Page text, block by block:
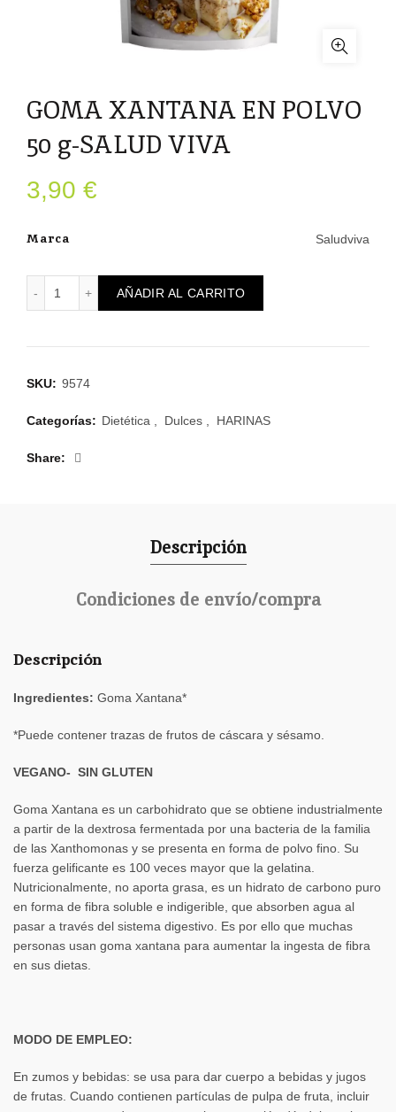
GOMA XANTANA EN POLVO
50 g-SALUD VIVA
3,90 €
Marca Saludviva
GOMA XANTANA EN POLVO 50 g-SALUD VIVA cantidad
AÑADIR AL CARRITO
SKU: 9574
Categorías: Dietética Dulces HARINAS
Share
Descripción
Condiciones de envío/compra
Descripción
Ingredientes: Goma Xantana*
*Puede contener trazas de frutos de cáscara y sésamo.
VEGANO- SIN GLUTEN
Goma Xantana es un carbohidrato que se obtiene industrialmente
a partir de la dextrosa fermentada por una bacteria de la familia
de las Xanthomonas y se presenta en forma de polvo fino. Su
fuerza gelificante es 100 veces mayor que la gelatina.
Nutricionalmente, no aporta grasa, es un hidrato de carbono puro
en forma de fibra soluble e indigerible, que absorben agua al
pasar a través del sistema digestivo. Es por ello que muchas
personas usan goma xantana para aumentar la ingesta de fibra
en sus dietas.
MODO DE EMPLEO:
En zumos y bebidas: se usa para dar cuerpo a bebidas y jugos
de frutas. Cuando contienen partículas de pulpa de fruta, incluir